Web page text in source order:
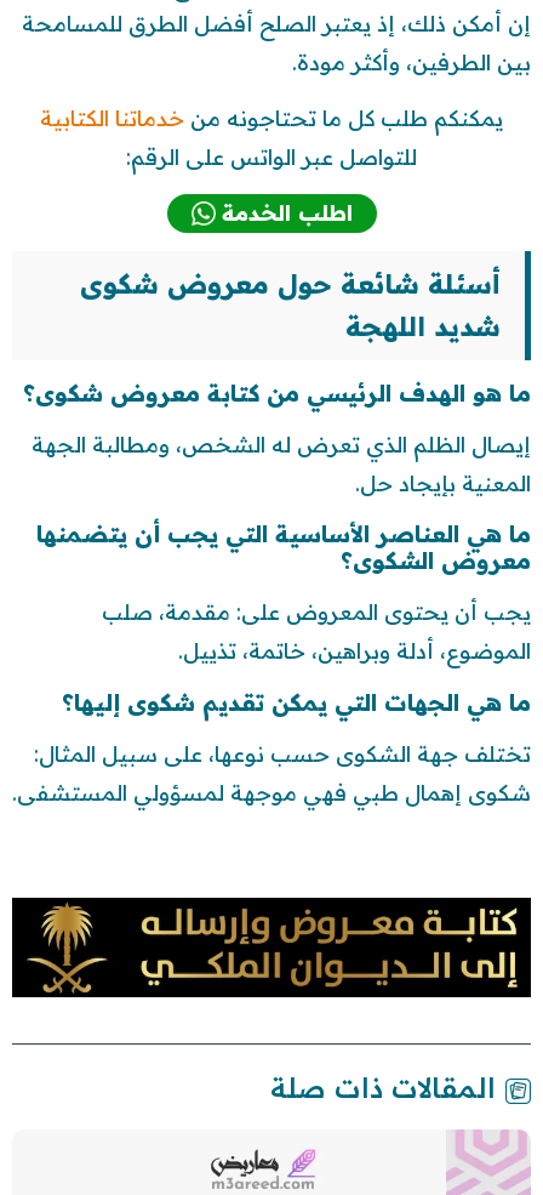
إن أمكن ذلك، إذ يعتبر الصلح أفضل الطرق للمسامحة
بين الطرفين، وأكثر مودة.
يمكنكم طلب كل ما تحتاجونه من خدماتنا الكتابية
للتواصل عبر الواتس على الرقم:
اطلب الخدمة
أسئلة شائعة حول معروض شكوى
شديد اللهجة
ما هو الهدف الرئيسي من كتابة معروض شكوى؟
إيصال الظلم الذي تعرض له الشخص، ومطالبة الجهة
المعنية بإيجاد حل.
ما هي العناصر الأساسية التي يجب أن يتضمنها
معروض الشكوى؟
يجب أن يحتوى المعروض على: مقدمة، صلب
الموضوع، أدلة وبراهين، خاتمة، تذييل.
ما هي الجهات التي يمكن تقديم شكوى إليها؟
تختلف جهة الشكوى حسب نوعها، على سبيل المثال:
شكوى إهمال طبي فهي موجهة لمسؤولي المستشفى.
المقالات ذات صلة